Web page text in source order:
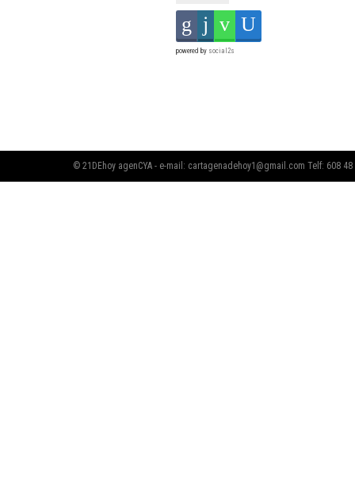
powered by social2s
© 21DEhoy agenCYA - e-mail: cartagenadehoy1@gmail.com Telf: 608 48